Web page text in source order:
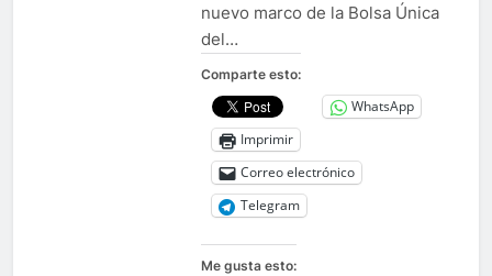
nuevo marco de la Bolsa Única
del…
Comparte esto:
WhatsApp
Imprimir
Correo electrónico
Telegram
Me gusta esto: